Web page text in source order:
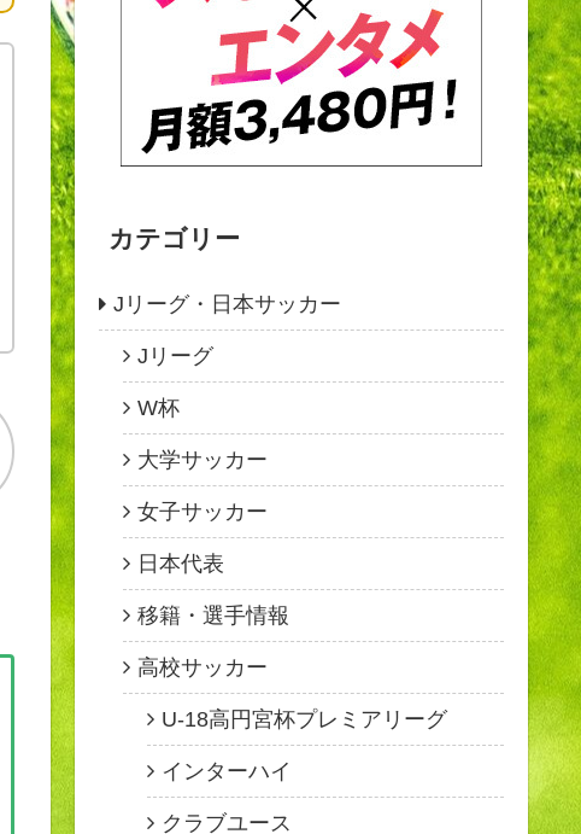
カテゴリー
Jリーグ・日本サッカー
Jリーグ
W杯
大学サッカー
女子サッカー
日本代表
移籍・選手情報
高校サッカー
U-18高円宮杯プレミアリーグ
インターハイ
クラブユース